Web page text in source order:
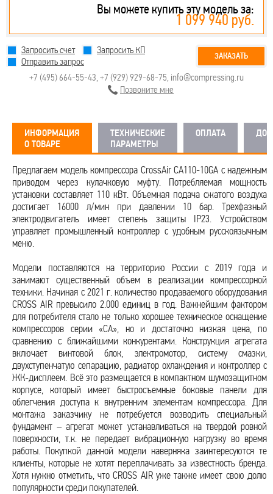
Вы можете купить эту модель за:
1 099 940 руб.
Запросить счет
Запросить КП
Отправить запрос
ЗАКАЗАТЬ
+7 (495) 664-55-43 +7 (929) 929-68-75 info@compressing.ru
Позвоните мне
ИНФОРМАЦИЯ
О ТОВАРЕ
ТЕХНИЧЕСКИЕ
ПАРАМЕТРЫ
ОПЛАТА
Предлагаем модель компрессора CrossAir CA110-10GA с надежным
приводом через кулачковую муфту. Потребляемая мощность
установки составляет 110 кВт. Объемная подача сжатого воздуха
достигает 16000 л/мин при давлении 10 бар. Трехфазный
электродвигатель имеет степень защиты IP23. Устройством
управляет промышленный контроллер с удобным русскоязычным
меню.
Модели поставляются на территорию России с 2019 года и
занимают существенный объем в реализации компрессорной
техники. Начиная с 2021 г. количество продаваемого оборудования
CROSS AIR превысило 2.000 единиц в год. Важнейшим фактором
для потребителя стало не только хорошее техническое оснащение
компрессоров серии «CA», но и достаточно низкая цена, по
сравнению с ближайшими конкурентами. Конструкция агрегата
включает винтовой блок, электромотор, систему смазки,
двухступенчатую сепарацию, радиатор охлаждения и контроллер с
ЖК-дисплеем. Всё это размещается в компактном шумозащитном
корпусе, который имеет быстросъемные боковые панели для
облегчения доступа к внутренним элементам компрессора. Для
монтажа заказчику не потребуется возводить специальный
фундамент – агрегат может устанавливаться на твердой ровной
поверхности, т.к. не передает вибрационную нагрузку во время
работы. Покупкой данной модели наверняка заинтересуются те
клиенты, которые не хотят переплачивать за известность бренда.
Хотя нужно отметить, что CROSS AIR уже также имеет свою долю
популярности среди покупателей.